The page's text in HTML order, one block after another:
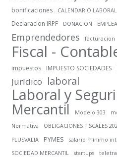
bonificaciones CALENDARIO LABORAL
Declaracion IRPF DONACION
Emprendedores facturacion
Fiscal -
impuestos
IMPUESTO SOCIEDADES
Jurídico laboral
Laboral y
Mercantil Modelo 303
Normativa
OBLIGACIONES FISCALES
PLUSVALIA
PYMES salario mínimo
SOCIEDAD MERCANTIL startups